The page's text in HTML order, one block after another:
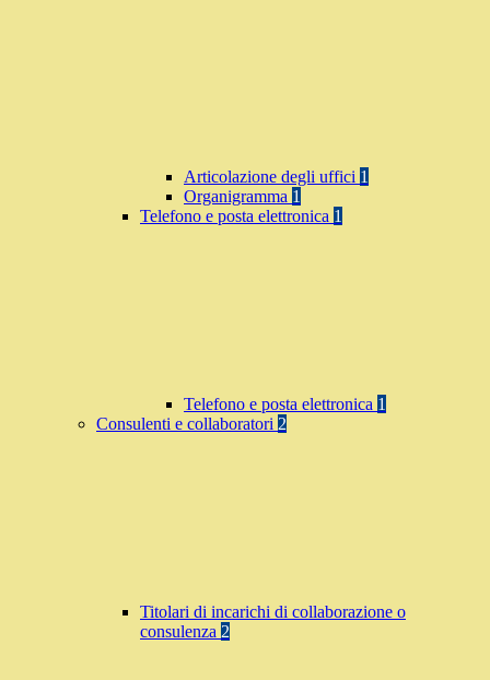
Articolazione degli uffici 1
Organigramma 1
Telefono e posta elettronica 1
Telefono e posta elettronica 1
Consulenti e collaboratori 2
Titolari di incarichi di collaborazione o
consulenza 2